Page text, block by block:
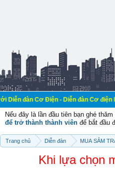
- Diễn đàn Cơ điện là nơi chia sẽ
Nếu đây là lần đầu tiên bạn ghé
để trở thành thành viên để bắt đầu
Trang chủ Diễn đàn MUA SẮM
Khi lựa chọn